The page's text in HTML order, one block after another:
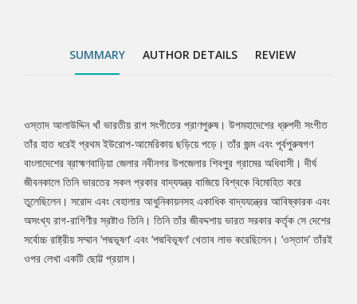
SUMMARY AUTHOR DETAILS REVIEW
Tab
Article
ওস্তাদ আলাউদ্দিন খাঁ ভারতীয় রাগ সংগীতের প্রাণপুরুষ। উপমহাদেশের ধ্রুপদী সংগীত
তাঁর হাত ধরেই প্রথম ইউরোপ-আমেরিকায় ছড়িয়ে পড়ে। তাঁর জন্ম এবং পূর্বপুরুষগণ
বাংলাদেশের ব্রাহ্মণবাড়িয়া জেলার নবীনগর উপজেলার শিবপুর গ্রামের অধিবাসী। দীর্ঘ
জীবনকালে তিনি ভারতের সকল প্রকার বাদ্যযন্ত্র বাজিয়ে বিশ্বকে বিমোহিত করে
তুলেছিলেন। সরোদ এবং বেহালার আধুনিকায়নসহ একাধিক বাদ্যযন্ত্রের আবিষ্কারক এবং
অসংখ্য রাগ-রাগিণীর স্রষ্টাও তিনি। তিনি তাঁর জীবদ্দশায় ভারত সরকার কর্তৃক সে দেশের
সর্বোচ্চ রাষ্ট্রীয় সম্মান ‘পদ্মভূষণ’ এবং ‘পদ্মবিভূষণ’ খেতাব লাভ করেছিলেন। ‘ওস্তাদ’ তাঁরই
ওপর লেখা একটি ছোট্ট প্রয়াস।